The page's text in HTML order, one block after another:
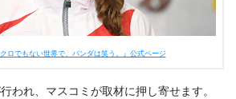
クロでもない世界で、パンダは笑う。』公式ページ
われ、マスコミが取材に押し寄せます。